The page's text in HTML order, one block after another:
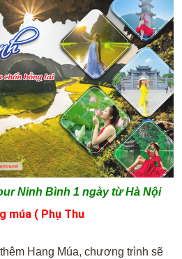
Ninh Bình 1 ngày từ Hà Nội
múa ( Phụ Thu
Hang Múa, chương trình sẽ